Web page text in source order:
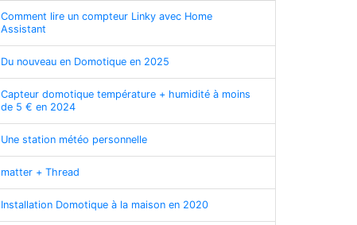
Comment lire un compteur Linky avec Home
Assistant
Du nouveau en Domotique en 2025
Capteur domotique température + humidité à moins
de 5 € en 2024
Une station météo personnelle
matter + Thread
Installation Domotique à la maison en 2020